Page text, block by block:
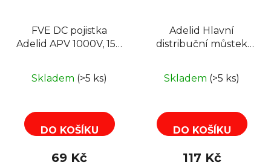
FVE DC pojistka
Adelid APV 1000V, 15A
Skladem (>5 ks)
DO KOŠÍKU
69 Kč
Adelid Hlavní
distribuční můstek
Skladem (>5 ks)
DO KOŠÍKU
117 Kč